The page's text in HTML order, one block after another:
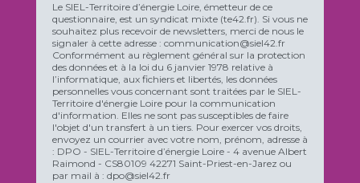
Le SIEL-Territoire d’énergie Loire, émetteur de ce
questionnaire, est un syndicat mixte (te42.fr). Si vous ne
souhaitez plus recevoir de newsletters, merci de nous le
signaler à cette adresse : communication@siel42.fr
Conformément au règlement général sur la protection
des données et à la loi du 6 janvier 1978 relative à
l’informatique, aux fichiers et libertés, les données
personnelles vous concernant sont traitées par le SIEL-
Territoire d'énergie Loire pour la communication
d'information. Elles ne sont pas susceptibles de faire
l'objet d'un transfert à un tiers. Pour exercer vos droits,
envoyez un courrier avec votre nom, prénom, adresse à
: DPO - SIEL-Territoire d’énergie Loire - 4 avenue Albert
Raimond - CS80109 42271 Saint-Priest-en-Jarez ou
par mail à : dpo@siel42.fr